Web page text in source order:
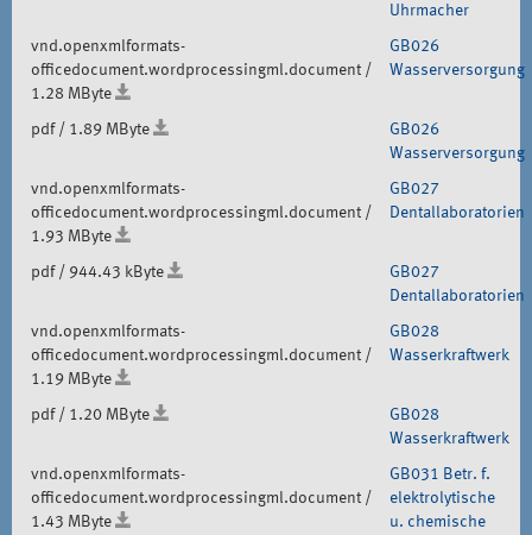
Uhrmacher
vnd.openxmlformats-
officedocument.wordprocessingml.document /
1.28 MByte
GB026
Wasserversorgung
pdf / 1.89 MByte
GB026
Wasserversorgung
vnd.openxmlformats-
officedocument.wordprocessingml.document /
1.93 MByte
GB027
Dentallaboratorien
pdf / 944.43 kByte
GB027
Dentallaboratorien
vnd.openxmlformats-
officedocument.wordprocessingml.document /
1.19 MByte
GB028
Wasserkraftwerk
pdf / 1.20 MByte
GB028
Wasserkraftwerk
vnd.openxmlformats-
officedocument.wordprocessingml.document /
1.43 MByte
GB031 Betr. f.
elektrolytische
u. chemische